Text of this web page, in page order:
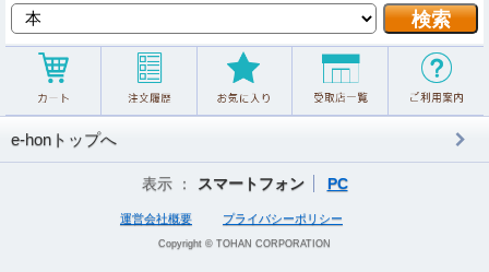
e-honトップへ
表示 ： スマートフォン PC
運営会社概要 プライバシーポリシー
Copyright © TOHAN CORPORATION